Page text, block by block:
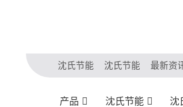
沈氏节能 沈氏节能 最新资
产品 沈氏节能 沈